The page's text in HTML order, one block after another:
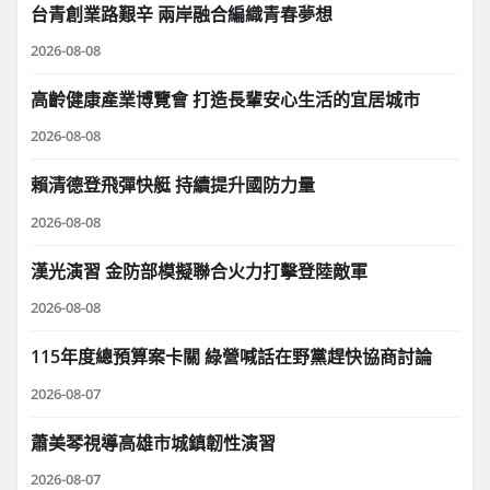
台青創業路艱辛 兩岸融合編織青春夢想
2026-08-08
高齡健康產業博覽會 打造長輩安心生活的宜居城市
2026-08-08
賴清德登飛彈快艇 持續提升國防力量
2026-08-08
漢光演習 金防部模擬聯合火力打擊登陸敵軍
2026-08-08
115年度總預算案卡關 綠營喊話在野黨趕快協商討論
2026-08-07
蕭美琴視導高雄市城鎮韌性演習
2026-08-07